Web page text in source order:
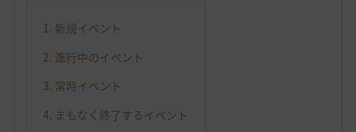
1. 新規イベント
2. 進行中のイベント
3. 常時イベント
4. まもなく終了するイベント